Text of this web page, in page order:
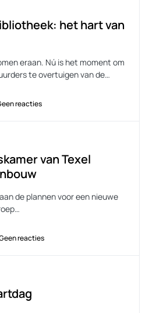
het hart van
eraan. Nú is het moment om
te overtuigen van de…
reacties
van Texel
de plannen voor een nieuwe
reacties